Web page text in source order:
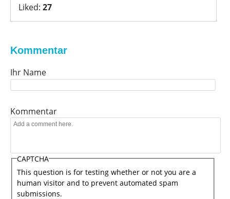
t
e
p
Liked: 27
Kommentar
Ihr Name
Kommentar
CAPTCHA
This question is for testing whether or not you are a
human visitor and to prevent automated spam
submissions.